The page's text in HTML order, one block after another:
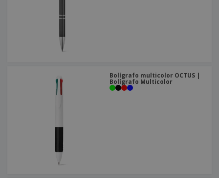
Bolígrafo multicolor OCTUS |
Bolígrafo Multicolor